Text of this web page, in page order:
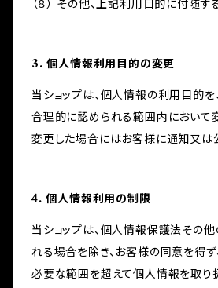
（８） その他、上記利用目的に付随す
3. 個人情報利用目的の変更
当ショップは、個人情報の利用目的
合理的に認められる範囲内において
変更した場合にはお客様に通知又は
4. 個人情報利用の制限
当ショップは、個人情報保護法その
れる場合を除き、お客様の同意を得
必要な範囲を超えて個人情報を取り